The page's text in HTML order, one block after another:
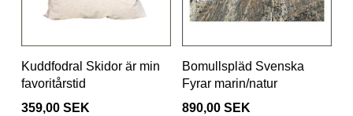
Kuddfodral Skidor är min
favoritårstid
359,00 SEK
Bomullspläd Svenska
Fyrar marin/natur
890,00 SEK